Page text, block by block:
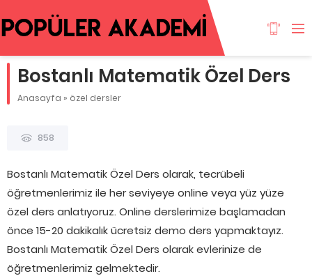
Bostanlı Matematik Özel Ders
Anasayfa » özel dersler
858
Bostanlı Matematik Özel Ders olarak, tecrübeli
öğretmenlerimiz ile her seviyeye online veya yüz yüze
özel ders anlatıyoruz. Online derslerimize başlamadan
önce 15-20 dakikalık ücretsiz demo ders yapmaktayız.
Bostanlı Matematik Özel Ders olarak evlerinize de
öğretmenlerimiz gelmektedir.